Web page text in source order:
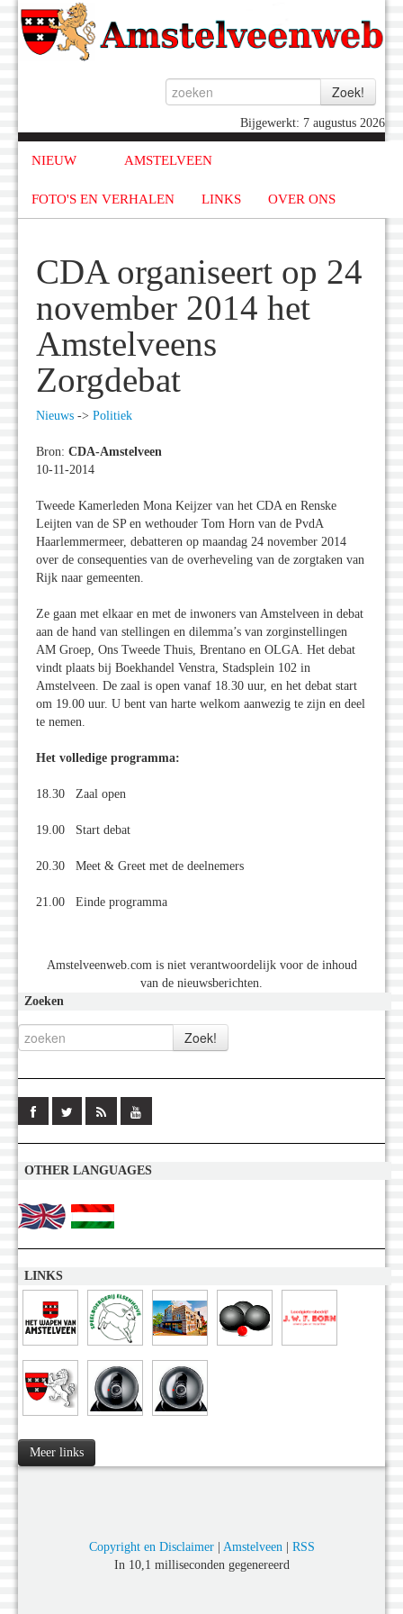
Bijgewerkt: 7 augustus 2026
NIEUW AMSTELVEEN
FOTO'S EN VERHALEN LINKS OVER ONS
CDA organiseert op 24
november 2014 het
Amstelveens
Zorgdebat
Nieuws -> Politiek
Bron: CDA-Amstelveen
10-11-2014
Tweede Kamerleden Mona Keijzer van het CDA en Renske
Leijten van de SP en wethouder Tom Horn van de PvdA
Haarlemmermeer, debatteren op maandag 24 november 2014
over de consequenties van de overheveling van de zorgtaken van
Rijk naar gemeenten.
Ze gaan met elkaar en met de inwoners van Amstelveen in debat
aan de hand van stellingen en dilemma’s van zorginstellingen
AM Groep, Ons Tweede Thuis, Brentano en OLGA. Het debat
vindt plaats bij Boekhandel Venstra, Stadsplein 102 in
Amstelveen. De zaal is open vanaf 18.30 uur, en het debat start
om 19.00 uur. U bent van harte welkom aanwezig te zijn en deel
te nemen.
Het volledige programma:
18.30 Zaal open
19.00 Start debat
20.30 Meet & Greet met de deelnemers
21.00 Einde programma
Amstelveenweb.com is niet verantwoordelijk voor de inhoud
van de nieuwsberichten.
Zoeken
OTHER LANGUAGES
LINKS
Meer links
Copyright en Disclaimer| Amstelveen| RSS
In 10,1 milliseconden gegenereerd